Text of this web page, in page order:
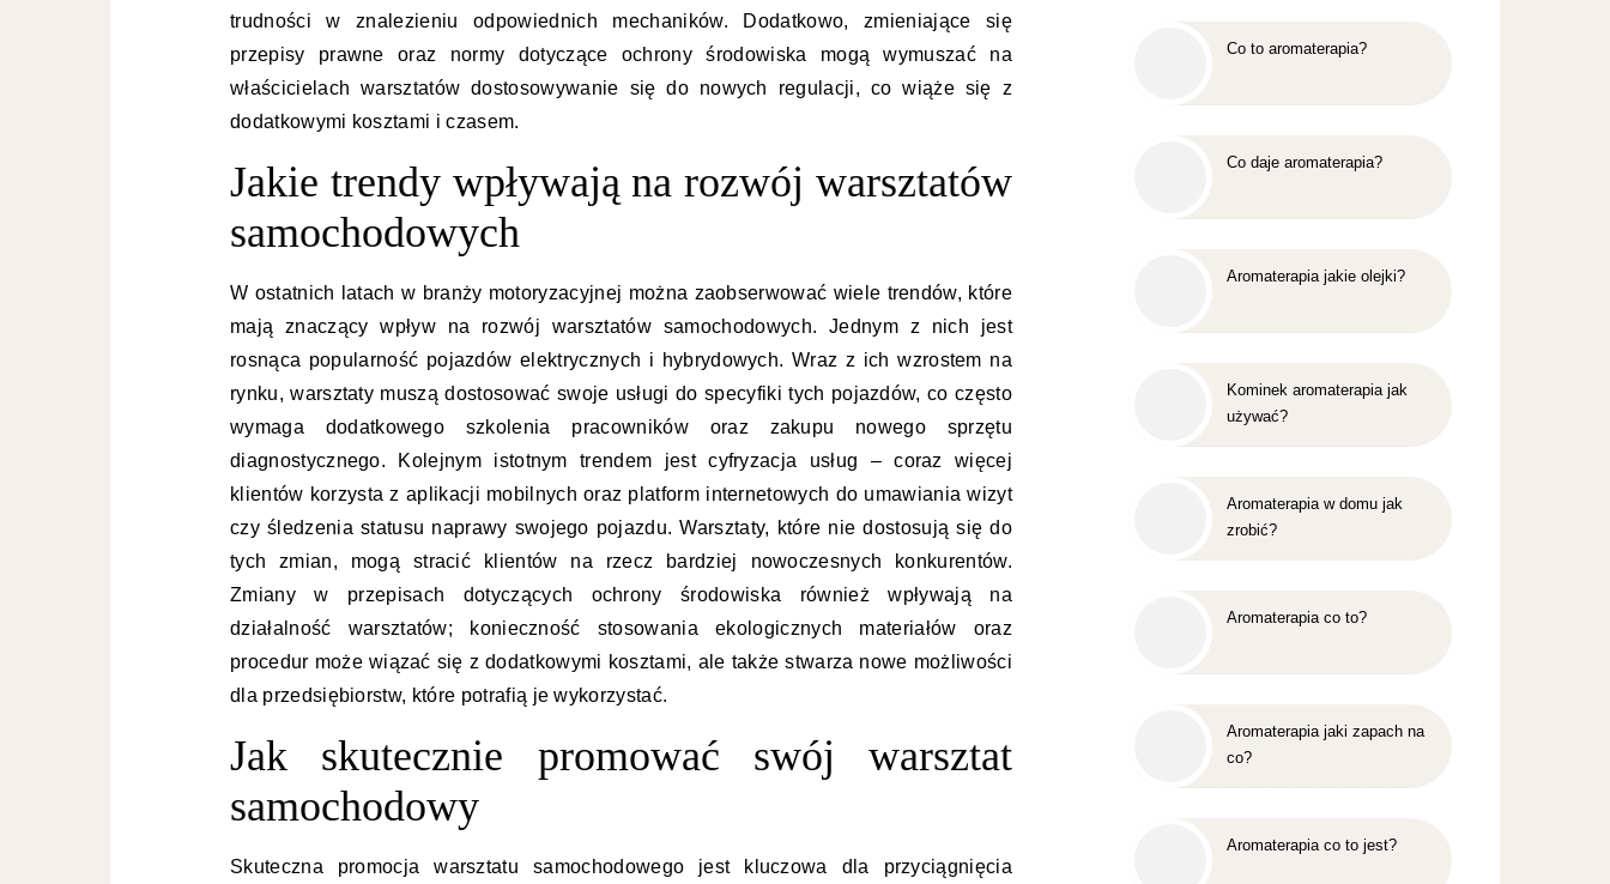
trudności w znalezieniu odpowiednich mechaników. Dodatkowo, zmieniające się
przepisy prawne oraz normy dotyczące ochrony środowiska mogą wymuszać na
właścicielach warsztatów dostosowywanie się do nowych regulacji, co wiąże się z
dodatkowymi kosztami i czasem.
Jakie trendy wpływają na rozwój warsztatów
samochodowych
W ostatnich latach w branży motoryzacyjnej można zaobserwować wiele trendów, które
mają znaczący wpływ na rozwój warsztatów samochodowych. Jednym z nich jest
rosnąca popularność pojazdów elektrycznych i hybrydowych. Wraz z ich wzrostem na
rynku, warsztaty muszą dostosować swoje usługi do specyfiki tych pojazdów, co często
wymaga dodatkowego szkolenia pracowników oraz zakupu nowego sprzętu
diagnostycznego. Kolejnym istotnym trendem jest cyfryzacja usług – coraz więcej
klientów korzysta z aplikacji mobilnych oraz platform internetowych do umawiania wizyt
czy śledzenia statusu naprawy swojego pojazdu. Warsztaty, które nie dostosują się do
tych zmian, mogą stracić klientów na rzecz bardziej nowoczesnych konkurentów.
Zmiany w przepisach dotyczących ochrony środowiska również wpływają na
działalność warsztatów; konieczność stosowania ekologicznych materiałów oraz
procedur może wiązać się z dodatkowymi kosztami, ale także stwarza nowe możliwości
dla przedsiębiorstw, które potrafią je wykorzystać.
Jak skutecznie promować swój warsztat
samochodowy
Skuteczna promocja warsztatu samochodowego jest kluczowa dla przyciągnięcia
Co to aromaterapia?
Co daje aromaterapia?
Aromaterapia jakie olejki?
Kominek aromaterapia jak
używać?
Aromaterapia w domu jak
zrobić?
Aromaterapia co to?
Aromaterapia jaki zapach na
co?
Aromaterapia co to jest?